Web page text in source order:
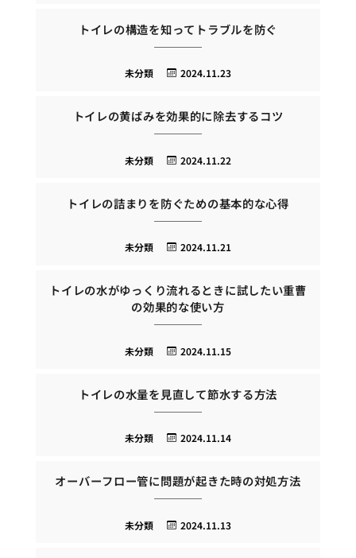
トイレの構造を知ってトラブルを防ぐ
2024.11.23
未分類
トイレの黄ばみを効果的に除去するコツ
2024.11.22
未分類
トイレの詰まりを防ぐための基本的な心得
2024.11.21
未分類
トイレの水がゆっくり流れるときに試したい重曹
の効果的な使い方
2024.11.15
未分類
トイレの水量を見直して節水する方法
2024.11.14
未分類
オーバーフロー管に問題が起きた時の対処方法
2024.11.13
未分類